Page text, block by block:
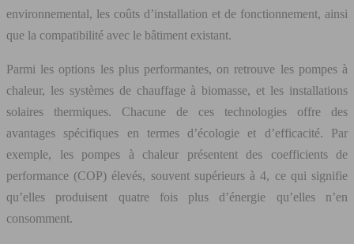
environnemental, les coûts d’installation et de fonctionnement, ainsi
que la compatibilité avec le bâtiment existant.
Parmi les options les plus performantes, on retrouve les pompes à
chaleur, les systèmes de chauffage à biomasse, et les installations
solaires thermiques. Chacune de ces technologies offre des
avantages spécifiques en termes d’écologie et d’efficacité. Par
exemple, les pompes à chaleur présentent des coefficients de
performance (COP) élevés, souvent supérieurs à 4, ce qui signifie
qu’elles produisent quatre fois plus d’énergie qu’elles n’en
consomment.